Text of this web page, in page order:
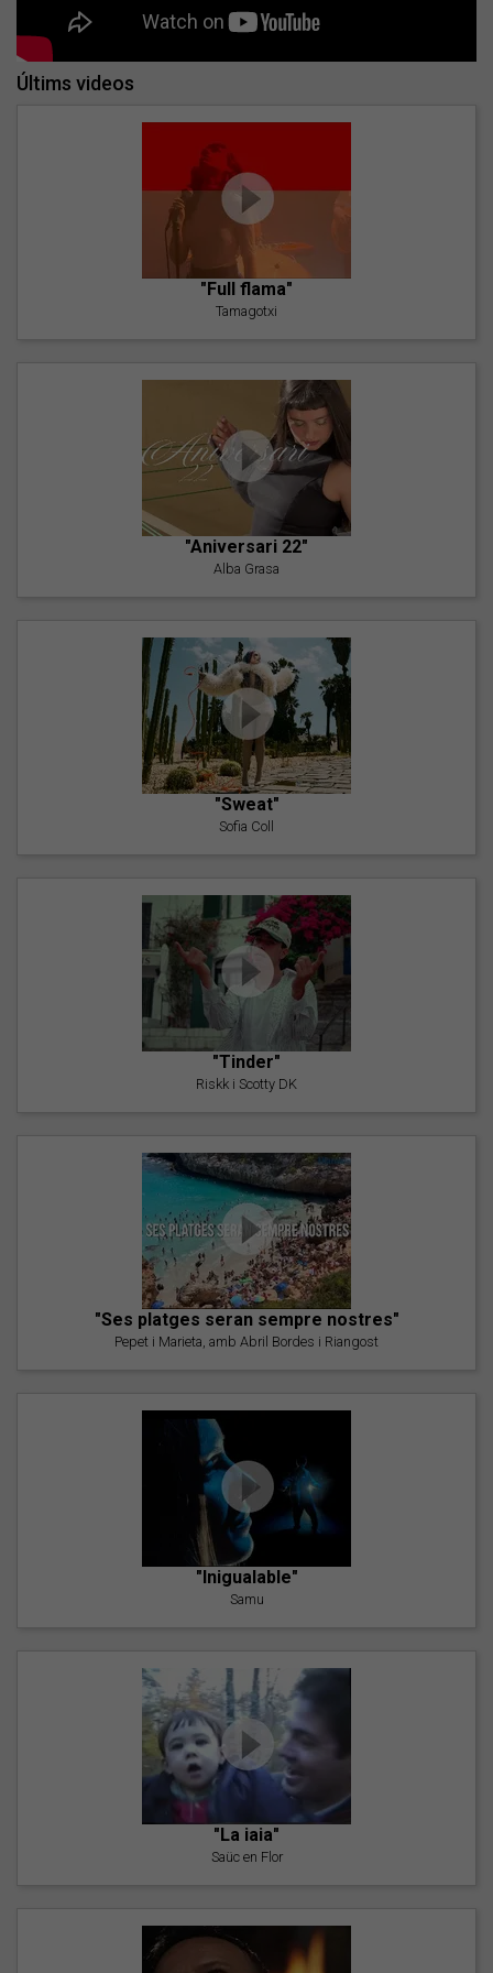
Últims videos
"Full flama"
Tamagotxi
"Aniversari 22"
Alba Grasa
"Sweat"
Sofia Coll
"Tinder"
Riskk i Scotty DK
"Ses platges seran sempre nostres"
Pepet i Marieta, amb Abril Bordes i Riangost
"Inigualable"
Samu
"La iaia"
Saüc en Flor